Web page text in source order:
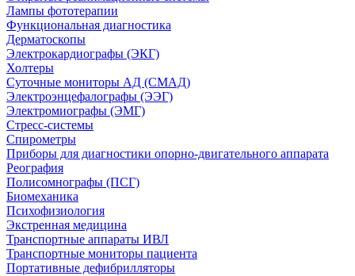
Лампы фототерапии
Функциональная диагностика
Дерматоскопы
Электрокардиографы (ЭКГ)
Холтеры
Суточные мониторы АД (СМАД)
Электроэнцефалографы (ЭЭГ)
Электромиографы (ЭМГ)
Стресс-системы
Спирометры
Приборы для диагностики опорно-двигательного аппарата
Реография
Полисомнографы (ПСГ)
Биомеханика
Психофизиология
Экстренная медицина
Транспортные аппараты ИВЛ
Транспортные мониторы пациента
Портативные дефибрилляторы